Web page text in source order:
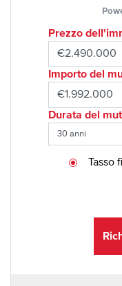
Prezzo
Importo del
Durata del
Tasso